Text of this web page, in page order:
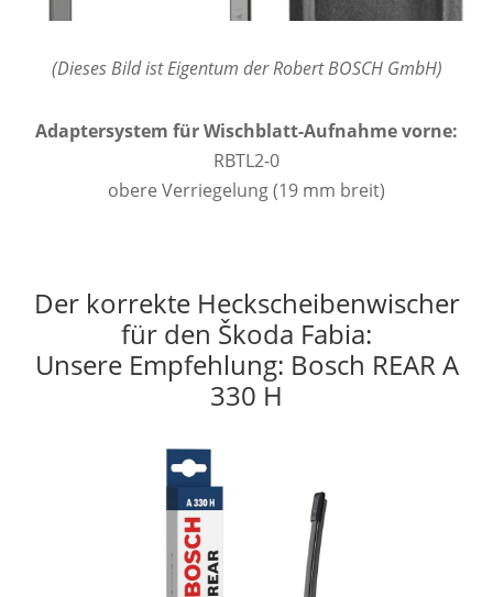
(Dieses Bild ist Eigentum der Robert BOSCH GmbH)
Adaptersystem für Wischblatt-Aufnahme vorne:
RBTL2-0
obere Verriegelung (19 mm breit)
Der korrekte Heckscheibenwischer
für den Škoda Fabia:
Unsere Empfehlung: Bosch REAR A
330 H